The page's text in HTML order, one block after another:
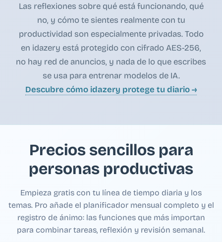
Las reflexiones sobre qué está funcionando, qué
no, y cómo te sientes realmente con tu
productividad son especialmente privadas. Todo
en idazery está protegido con cifrado AES-256,
no hay red de anuncios, y nada de lo que escribes
se usa para entrenar modelos de IA.
Descubre cómo idazery protege tu diario →
Precios sencillos para
personas productivas
Empieza gratis con tu línea de tiempo diaria y los
temas. Pro añade el planificador mensual completo y el
registro de ánimo: las funciones que más importan
para combinar tareas, reflexión y revisión semanal.